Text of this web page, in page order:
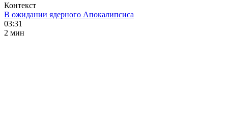
Контекст
В ожидании ядерного Апокалипсиса
03:31
2 мин